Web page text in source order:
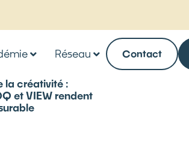
Réseau Contact
la créativité :
et VIEW rendent